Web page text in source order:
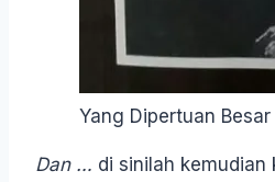
Yang Dipertuan
Dan … di sinilah kemudian